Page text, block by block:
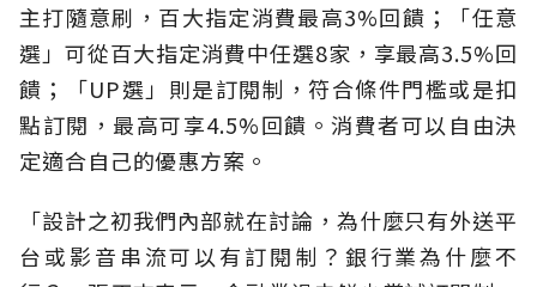
主打隨意刷，百大指定消費最高3%回饋；「任意
選」可從百大指定消費中任選8家，享最高3.5%回
饋；「UP選」則是訂閱制，符合條件門檻或是扣
點訂閱，最高可享4.5%回饋。消費者可以自由決
定適合自己的優惠方案。
「設計之初我們內部就在討論，為什麼只有外送平
台或影音串流可以有訂閱制？銀行業為什麼不